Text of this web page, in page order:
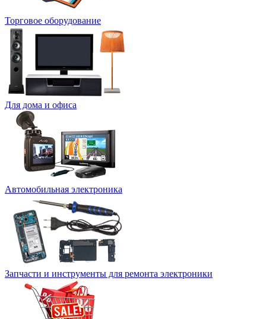
Торговое оборудование
Для дома и офиса
Автомобильная электроника
Запчасти и инструменты для ремонта электроники